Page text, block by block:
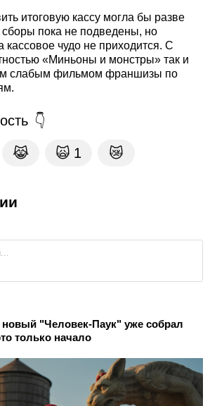
итоговую кассу могла бы разве
сборы пока не подведены, но
кассовое чудо не приходится. С
«Миньоны и монстры» так и
слабым фильмом франшизы по
😹 🙀 1 😿
новый "Человек-Паук" уже собрал
только начало